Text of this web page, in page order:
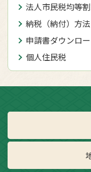
法人市民税均等
納税（納付）方
申請書ダウンロ
個人住民税